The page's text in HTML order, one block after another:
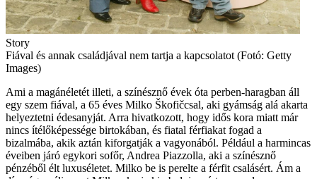
Story
Fiával és annak családjával nem tartja a kapcsolatot (Fotó: Getty
Images)
Ami a magánéletét illeti, a színésznő évek óta perben-haragban áll
egy szem fiával, a 65 éves Milko Škofičcsal, aki gyámság alá akarta
helyeztetni édesanyját. Arra hivatkozott, hogy idős kora miatt már
nincs ítélőképessége birtokában, és fiatal férfia­kat fogad a
bizalmába, akik aztán kiforgatják a vagyonából. Például a harmincas
évei­ben járó egykori sofőr, ­Andrea ­Piazzolla, aki a színésznő
pénzéből élt luxuséletet. Milko be is perelte a férfit csalásért. Ám a